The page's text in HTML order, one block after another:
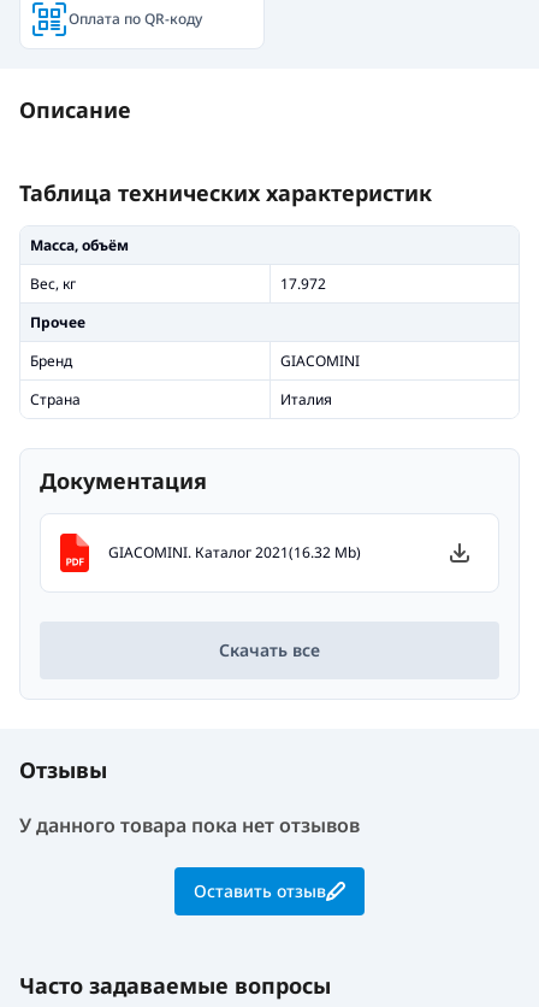
Оплата по QR-коду
Описание
Таблица технических характеристик
Масса, объём
Вес, кг
17.972
Прочее
Бренд
GIACOMINI
Страна
Италия
Документация
GIACOMINI. Каталог 2021(16.32 Mb)
Скачать все
Отзывы
У данного товара пока нет отзывов
Оставить отзыв
Часто задаваемые вопросы